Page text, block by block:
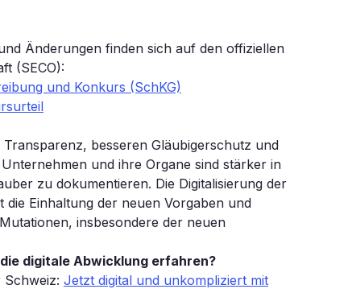
Änderungen finden sich auf den offiziellen
(SECO):
und Konkurs (SchKG)
besseren Gläubigerschutz und
und ihre Organe sind stärker in
zu dokumentieren. Die Digitalisierung der
Einhaltung der neuen Vorgaben und
insbesondere der neuen
digitale Abwicklung erfahren?
Schweiz: Jetzt digital und unkompliziert mit